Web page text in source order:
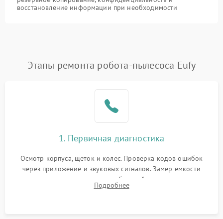
восстановление информации при необходимости
Этапы ремонта робота-пылесоса Eufy
1. Первичная диагностика
Осмотр корпуса, щеток и колес. Проверка кодов ошибок
через приложение и звуковых сигналов. Замер емкости
аккумулятора и тестирование базовой станции зарядки.
Оценка работы лидара, бампера и датчиков падения для
Подробнее